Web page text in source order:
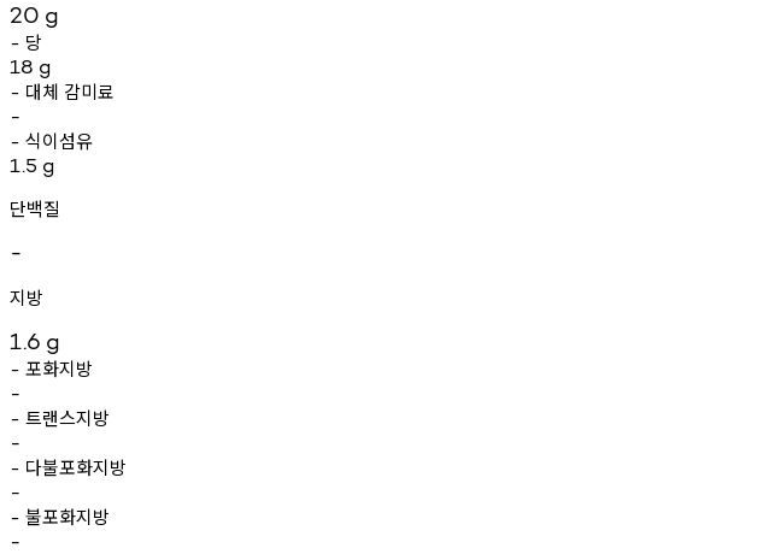
20 g
- 당
18 g
- 대체 감미료
-
- 식이섬유
1.5 g
단백질
-
지방
1.6 g
- 포화지방
-
- 트랜스지방
-
- 다불포화지방
-
- 불포화지방
-